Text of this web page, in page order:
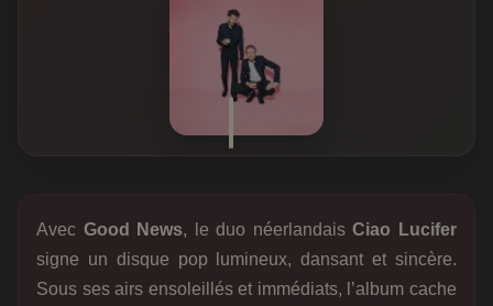
Avec Good News, le duo néerlandaisCiao Lucifer
signe un disque pop lumineux, dansant et sincère.
Sous ses airs ensoleillés et immédiats, l’album cache